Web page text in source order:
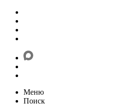
Меню
Поиск